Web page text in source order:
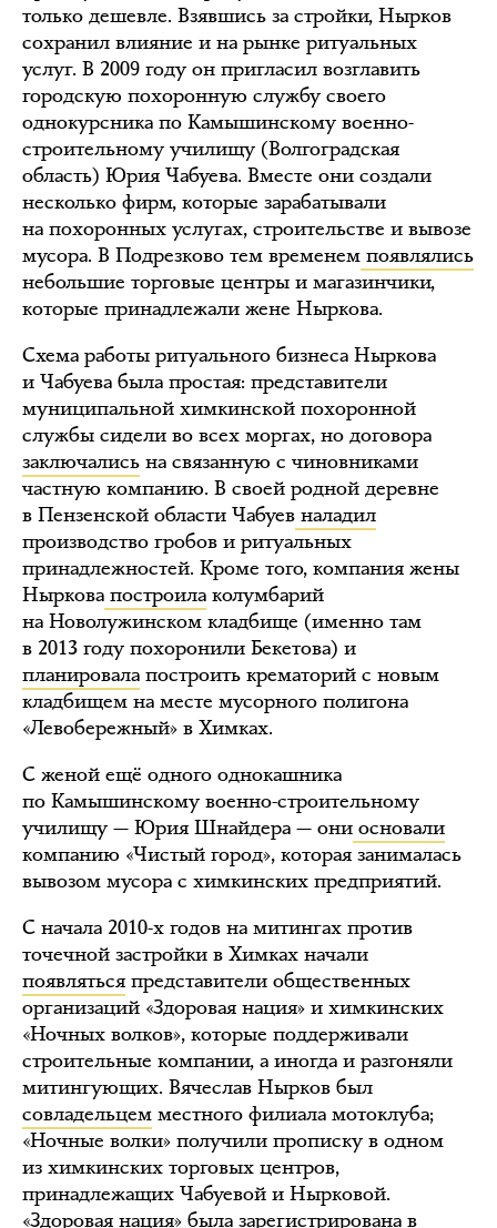
только дешевле. Взявшись за стройки, Нырков
сохранил влияние и на рынке ритуальных
услуг. В 2009 году он пригласил возглавить
городскую похоронную службу своего
однокурсника по Камышинскому военно-
строительному училищу (Волгоградская
область) Юрия Чабуева. Вместе они создали
несколько фирм, которые зарабатывали
на похоронных услугах, строительстве и вывозе
мусора. В Подрезково тем временем появлялись
небольшие торговые центры и магазинчики,
которые принадлежали жене Ныркова.
Схема работы ритуального бизнеса Ныркова
и Чабуева была простая: представители
муниципальной химкинской похоронной
службы сидели во всех моргах, но договора
заключались на связанную с чиновниками
частную компанию. В своей родной деревне
в Пензенской области Чабуев наладил
производство гробов и ритуальных
принадлежностей. Кроме того, компания жены
Ныркова построила колумбарий
на Новолужинском кладбище (именно там
в 2013 году похоронили Бекетова) и
планировала построить крематорий с новым
кладбищем на месте мусорного полигона
«Левобережный» в Химках.
С женой ещё одного однокашника
по Камышинскому военно-строительному
училищу — Юрия Шнайдера — они основали
компанию «Чистый город», которая занималась
вывозом мусора с химкинских предприятий.
С начала 2010-х годов на митингах против
точечной застройки в Химках начали
появляться представители общественных
организаций «Здоровая нация» и химкинских
«Ночных волков», которые поддерживали
строительные компании, а иногда и разгоняли
митингующих. Вячеслав Нырков был
совладельцем местного филиала мотоклуба;
«Ночные волки» получили прописку в одном
из химкинских торговых центров,
принадлежащих Чабуевой и Нырковой.
«Здоровая нация» была зарегистрирована в